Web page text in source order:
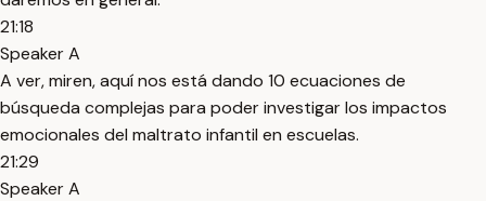
21:18
Speaker A
A ver, miren, aquí nos está dando 10 ecuaciones de
búsqueda complejas para poder investigar los impactos
emocionales del maltrato infantil en escuelas.
21:29
Speaker A